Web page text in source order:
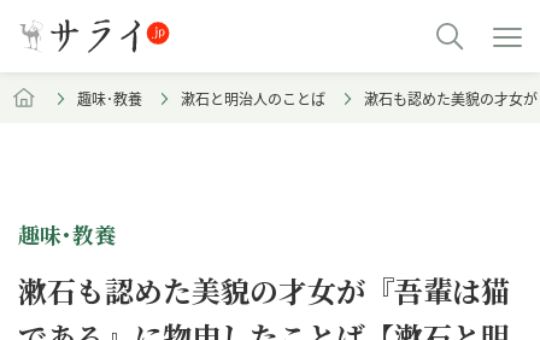
趣味･教養 漱石と明治人のことば 漱石も認めた美貌の才女
趣味･教養
漱石も認めた美貌の才女が『吾輩は猫